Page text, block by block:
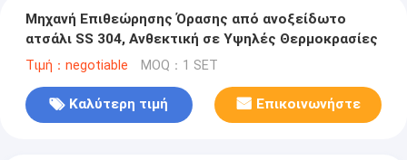
Μηχανή Επιθεώρησης Όρασης από ανοξείδωτο
ατσάλι SS 304, Ανθεκτική σε Υψηλές Θερμοκρασίες
Τιμή：negotiable MOQ：1 SET
Καλύτερη τιμή Επικοινωνήστε